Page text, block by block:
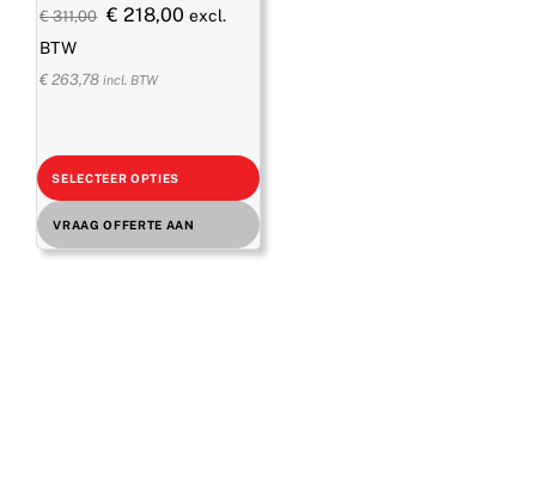
€311,00 Oorspronkelijke
was:
€ 218,00 Huidige
excl.
BTW
€263,78 incl. BTW
SELECTEER OPTIES
VRAAG OFFERTE AAN